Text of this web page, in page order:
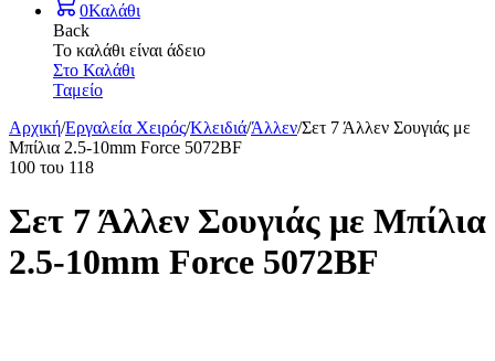
0Καλάθι
Back
Το καλάθι είναι άδειο
Στο Καλάθι
Ταμείο
Αρχική/Εργαλεία Χειρός/Κλειδιά/Άλλεν/Σετ 7 Άλλεν Σουγιάς με
Μπίλια 2.5-10mm Force 5072BF
100 του 118
Σετ 7 Άλλεν Σουγιάς με Μπίλια
2.5-10mm Force 5072BF